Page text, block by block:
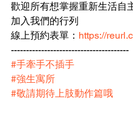
歡迎所有想掌握重新生活自
加入我們的行列
線上預約表單： https://
---------------------------------------
#手牽手不插手
#強生寓所
#敬請期待上肢動作篇哦